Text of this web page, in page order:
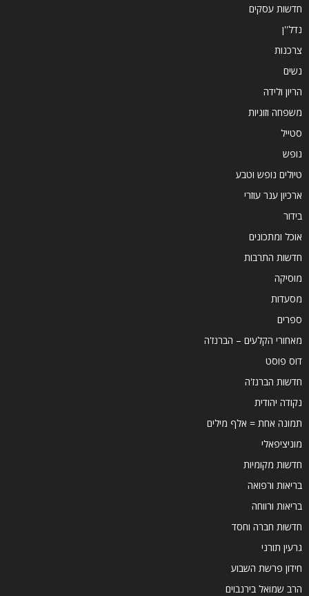
חדשות עסקים
נדל''ן
צרכנות
נשים
הריון ולידה
משפחה וזוגיות
סטייל
נופש
טיולים נופש וטבע
ארכיון ענר עוזרי
בידור
אוכל ומתכונים
חדשות התרבות
מוסיקה
מסעדות
ספרים
מאחורי הקלעים – הברנז'ה
דוס פוסט
חדשות הברנז'ה
נקודה יהודית
תמונה אחת = אלף מילים
מוניציפאלי
חדשות מקומיות
בריאות ורפואה
בריאות ורווחה
חדשות חברה וחסד
גרעין תורני
חידון פרשת השבוע
הרב שמואל בירנבוים